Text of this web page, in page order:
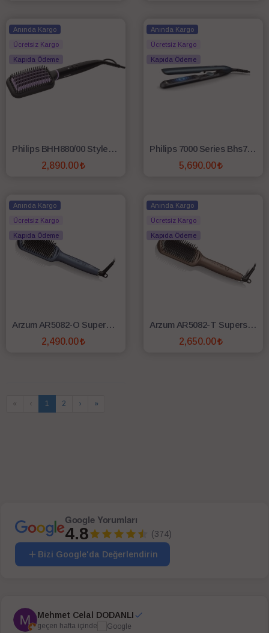
Anında Kargo
Ücretsiz Kargo
Kapıda Ödeme
Philips BHH880/00 StyleCare Essential Isıtmalı Düzleştirme Fırçası
2,890.00
Anında Kargo
Ücretsiz Kargo
Kapıda Ödeme
Philips 7000 Series Bhs732/00 İyonlu Seramik Saç Düzleştirici
5,690.00
Anında Kargo
Ücretsiz Kargo
Kapıda Ödeme
Arzum AR5082-O Superstar Pro Saç Düzleştirici Fırça - Okyanus
2,490.00
Anında Kargo
Ücretsiz Kargo
Kapıda Ödeme
Arzum AR5082-T Superstar Pro Saç Düzleştirici Fırça - Toprak
2,650.00
« ‹ 1 2 › »
Google Yorumları
4.8 (374)
Bizi Google'da Değerlendirin
Mehmet Celal DODANLI
geçen hafta içinde